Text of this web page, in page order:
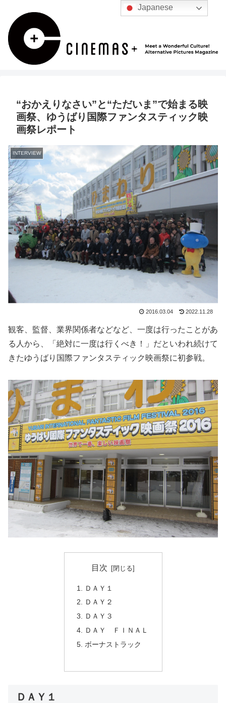
“おかえりなさい”と“ただいま”で始まる映
画祭、ゆうばり国際ファンタスティック映
画祭レポート
INTERVIEW
2016.03.04 2022.11.28
観客、監督、業界関係者などなど、一度は行ったことがあ
る人から、「絶対に一度は行くべき！」だといわれ続けて
きたゆうばり国際ファンタスティック映画祭に初参戦。
目次
ＤＡＹ１
ＤＡＹ２
ＤＡＹ３
ＤＡＹ ＦＩＮＡＬ
ボーナストラック
ＤＡＹ１
Japanese